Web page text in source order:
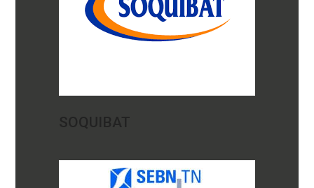
SOQUIBAT